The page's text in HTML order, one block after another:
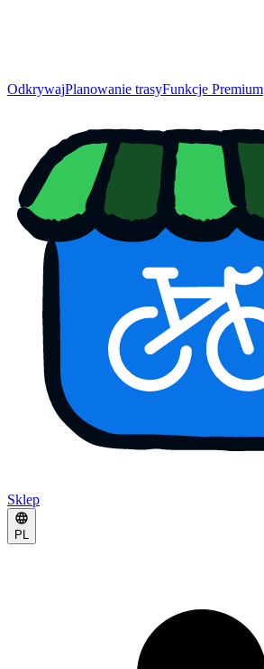
OdkrywajPlanowanie trasyFunkcje Premium
Sklep
PL